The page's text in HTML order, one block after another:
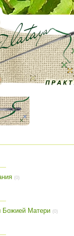
(0)
Божией Матери (0)